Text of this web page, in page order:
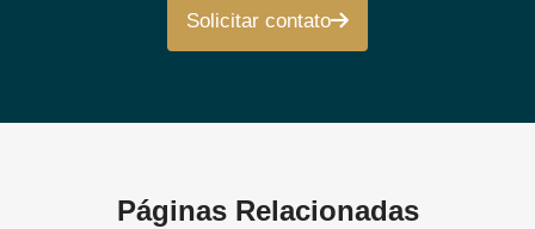
Solicitar contato
Páginas Relacionadas